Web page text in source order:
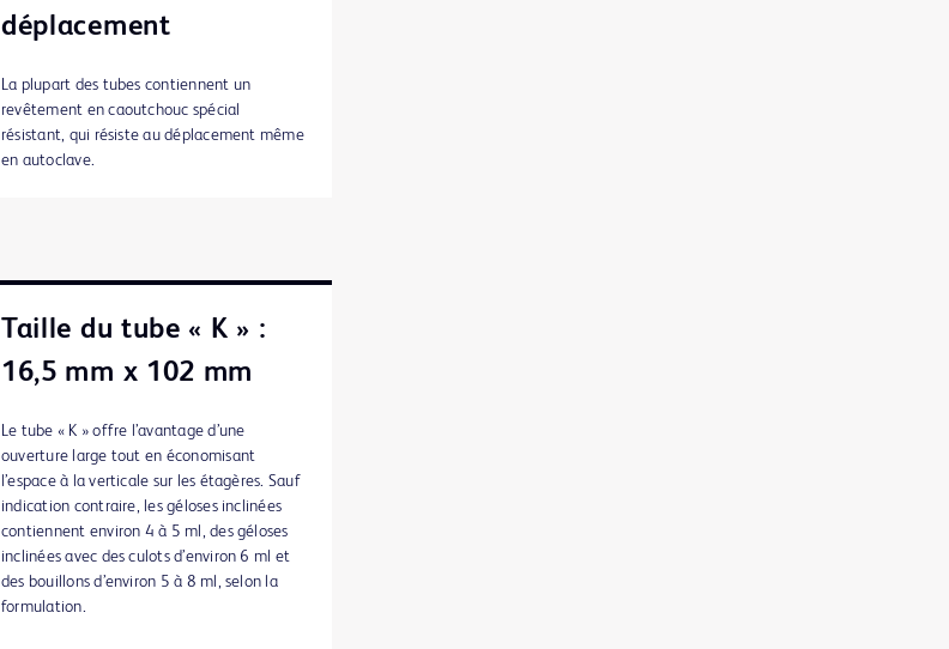
déplacement
La plupart des tubes contiennent un
revêtement en caoutchouc spécial
résistant, qui résiste au déplacement même
en autoclave.
Taille du tube « K » :
16,5 mm x 102 mm
Le tube « K » offre l’avantage d’une
ouverture large tout en économisant
l’espace à la verticale sur les étagères. Sauf
indication contraire, les géloses inclinées
contiennent environ 4 à 5 ml, des géloses
inclinées avec des culots d’environ 6 ml et
des bouillons d’environ 5 à 8 ml, selon la
formulation.